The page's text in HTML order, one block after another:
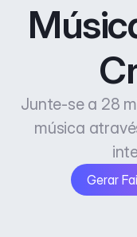
Junte-se a 28
música
Gerar